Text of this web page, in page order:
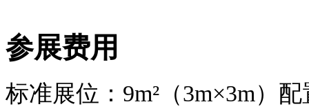
参展费用
标准展位： 9m²（3m×3m）